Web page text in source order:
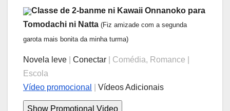
Classe de 2-banme ni Kawaii Onnanoko para
Tomodachi ni Natta (Fiz amizade com a segunda
garota mais bonita da minha turma)
Novela leve Conectar
| Comédia, Romance |
Escola
Vídeo promocional
Vídeos Adicionais